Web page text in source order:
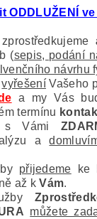
ODDLUŽENÍ ve
(sepis, podání
návrhu
vyřešeníVašeho
a my Vás
termínu
s Vámi
a
přijedeme ke
až kVám.
můžete